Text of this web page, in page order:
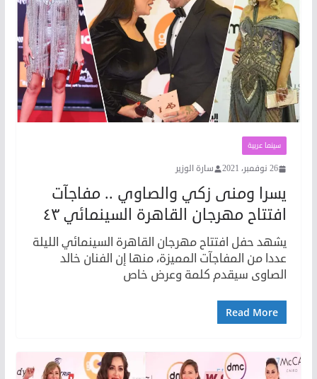
سينما عربية
26 نوفمبر، 2021 سارة الوزير
يسرا ومنى زكي والصاوي .. مفاجآت
افتتاح مهرجان القاهرة السينمائي ٤٣
يشهد حفل افتتاح مهرجان القاهرة السينمائي الليلة
عددا من المفاجآت المميزة، منها إن الفنان خالد
الصاوى سيقدم كلمة وعرض خاص
Read More